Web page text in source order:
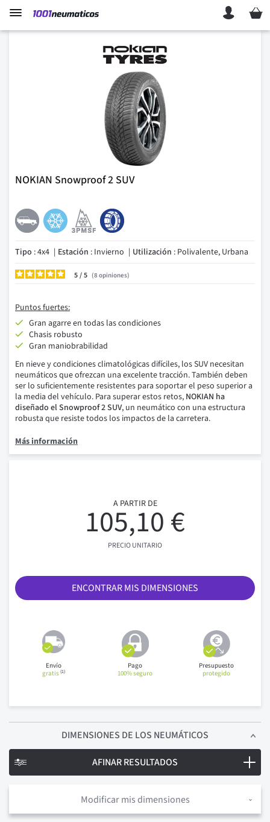
Mi
NOKIAN Snowproof 2 SUV
Tipo : 4x4 Estación : Invierno Utilización : Polivalente, Urbana
5/ 8 opiniones
Puntos fuertes:
Gran agarre en todas las condiciones
Chasis robusto
Gran maniobrabilidad
En nieve y condiciones climatológicas difíciles, los SUV necesitan
neumáticos que ofrezcan una excelente tracción. También deben
ser lo suficientemente resistentes para soportar el peso superior a
la media del vehículo. Para superar estos retos, NOKIAN ha
diseñado el Snowproof 2 SUV, un neumático con una estructura
robusta que resiste todos los impactos de la carretera.
Más información
A PARTIR DE
105,10 €
PRECIO UNITARIO
ENCONTRAR MIS DIMENSIONES
Envío
gratis(1)
Pago
100% seguro
Presupuesto
protegido
DIMENSIONES DE LOS NEUMÁTICOS
Modificar mis dimensiones
AFINAR RESULTADOS